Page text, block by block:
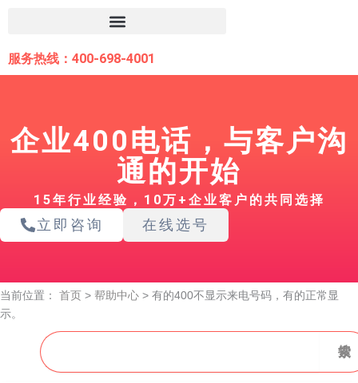
内
容
服务热线：400-698-4001
企业400电话，与客户沟
通的开始
15年行业经验，10万+企业客户的共同选择
立即咨询 在线选号
当前位置： 首页 > 帮助中心 > 有的400不显示来电号码，有的正常显
示。
搜
索
搜索